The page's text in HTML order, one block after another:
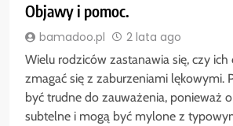
Objawy i pomoc.
bamadoo.pl 2 lata ago
Wielu rodziców zastanawia się, czy
zmagać się z zaburzeniami lękowymi.
być trudne do zauważenia, ponieważ
subtelne i mogą być mylone z